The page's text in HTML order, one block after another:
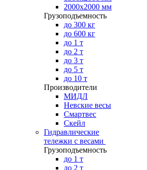
2000х2000 мм
Грузоподъемность
до 300 кг
до 600 кг
до 1 т
до 2 т
до 3 т
до 5 т
до 10 т
Производители
МИДЛ
Невские весы
Смартвес
Скейл
Гидравлические
тележки с весами
Грузоподъемность
до 1 т
до 2 т